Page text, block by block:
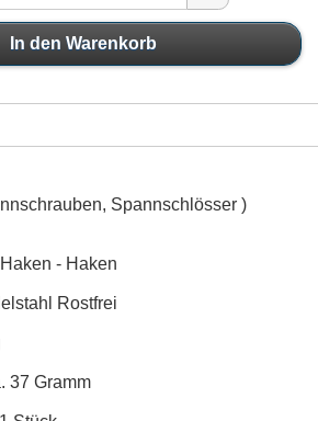
In den Warenkorb
Spannschlösser )
- Haken
Rostfrei
37 Gramm